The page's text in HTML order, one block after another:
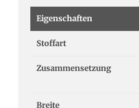
Eigenschaften
Stoffart
Zusammensetzung
Breite